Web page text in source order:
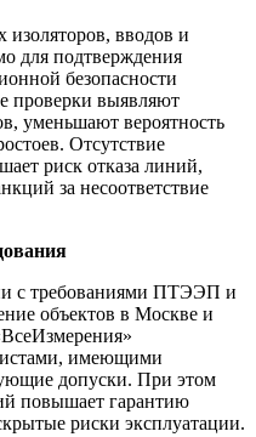
вводов и
для подтверждения
безопасности
проверки выявляют
уменьшают вероятность
Отсутствие
риск отказа линий,
за несоответствие
с требованиями ПТЭЭП и
объектов в Москве и
имеющими
допуски. При этом
повышает гарантию
риски эксплуатации.